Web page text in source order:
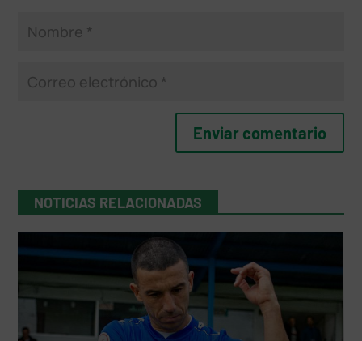
NOTICIAS RELACIONADAS